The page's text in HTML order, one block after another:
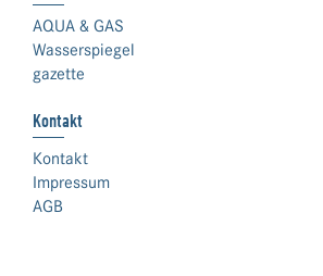
AQUA & GAS
Wasserspiegel
gazette
Kontakt
Kontakt
Impressum
AGB